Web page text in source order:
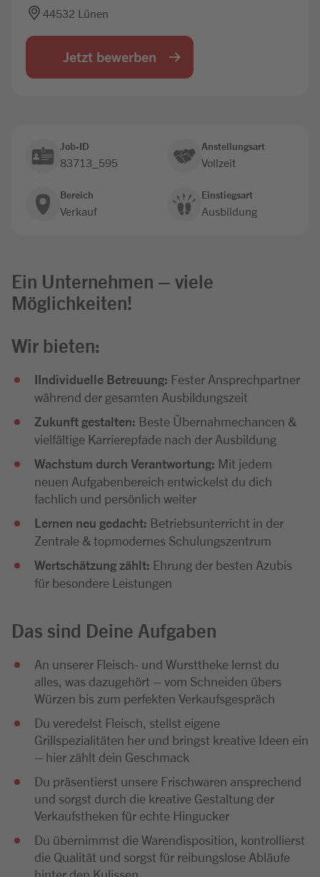
44532 Lünen
Jetzt bewerben
Job-ID
83713_595
Anstellungsart
Vollzeit
Bereich
Verkauf
Einstiegsart
Ausbildung
Ein Unternehmen – viele
Möglichkeiten!
Wir bieten:
IIndividuelle Betreuung: Fester Ansprechpartner
während der gesamten Ausbildungszeit
Zukunft gestalten: Beste Übernahmechancen &
vielfältige Karrierepfade nach der Ausbildung
Wachstum durch Verantwortung: Mit jedem
neuen Aufgabenbereich entwickelst du dich
fachlich und persönlich weiter
Lernen neu gedacht: Betriebsunterricht in der
Zentrale & topmodernes Schulungszentrum
Wertschätzung zählt: Ehrung der besten Azubis
für besondere Leistungen
Das sind Deine Aufgaben
An unserer Fleisch- und Wursttheke lernst du
alles, was dazugehört – vom Schneiden übers
Würzen bis zum perfekten Verkaufsgespräch
Du veredelst Fleisch, stellst eigene
Grillspezialitäten her und bringst kreative Ideen ein
– hier zählt dein Geschmack
Du präsentierst unsere Frischwaren ansprechend
und sorgst durch die kreative Gestaltung der
Verkaufstheken für echte Hingucker
Du übernimmst die Warendisposition, kontrollierst
die Qualität und sorgst für reibungslose Abläufe
hinter den Kulissen